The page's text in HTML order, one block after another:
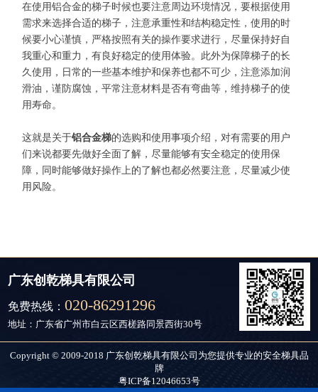
在使用铝合金的梯子时候也要注意周边环境情况，要根据使用
需求来选择合适的梯子，注意承重性和结构稳定性，使用的时
候要小心谨慎，严格按照有关的操作要求进行，尽量保持好自
我重心和重力，有良好稳定的使用体验。此外为保障梯子的长
久使用，日常的一些基本维护和保养也都不可少，注意添加润
滑油，谨防腐蚀，平常注意材料是否有弯曲等，维持梯子的使
用寿命。
这就是关于铝合金梯的选购和使用事项介绍，对有需要的用户
们来说都要先做好全面了解，尽量能够有安全稳定的使用保
障，同时能够做好操作上的了解也都必然要注意，尽量减少使
用风险。
广东创乾梯具有限公司
免费热线：020-86291296
地址：广东省广州市白云区西槎路同景西街30号
Copyright © 2009-2018 广东创乾梯具有限公司为您提供专业的安全梯具品
牌
粤ICP备12046653号